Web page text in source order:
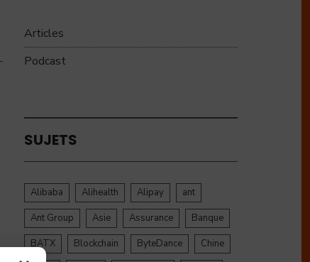
Articles
Podcast
SUJETS
Alibaba Alihealth Alipay
ant
Ant Group
Asie Assurance
Banque
BATX
Blockchain ByteDance
Chine